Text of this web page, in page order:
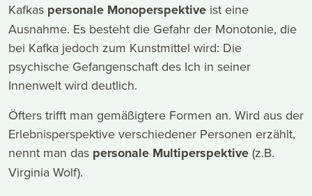
Kafkas personale Monoperspektive ist eine
Ausnahme. Es besteht die Gefahr der Monotonie, die
bei Kafka jedoch zum Kunstmittel wird: Die
psychische Gefangenschaft des Ich in seiner
Innenwelt wird deutlich.
Öfters trifft man gemäßigtere Formen an. Wird aus der
Erlebnisperspektive verschiedener Personen erzählt,
nennt man das personale Multiperspektive (z.B.
Virginia Wolf).